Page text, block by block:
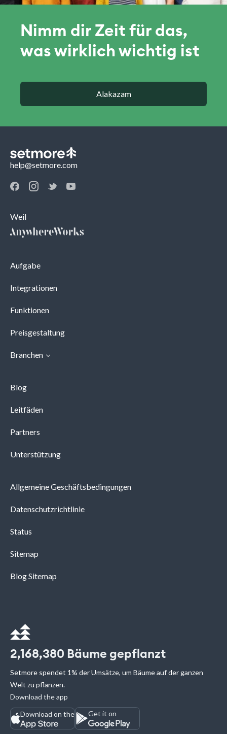
Nimm dir Zeit für das,
was wirklich wichtig ist
Alakazam
help@setmore.com
Weil
Aufgabe
Integrationen
Funktionen
Preisgestaltung
Branchen
Blog
Leitfäden
Partners
Unterstützung
Allgemeine Geschäftsbedingungen
Datenschutzrichtlinie
Status
Sitemap
Blog Sitemap
2,168,380 Bäume gepflanzt
Setmore spendet 1% der Umsätze, um Bäume auf der ganzen
Welt zu pflanzen.
Download the app
Download on the
Get it on